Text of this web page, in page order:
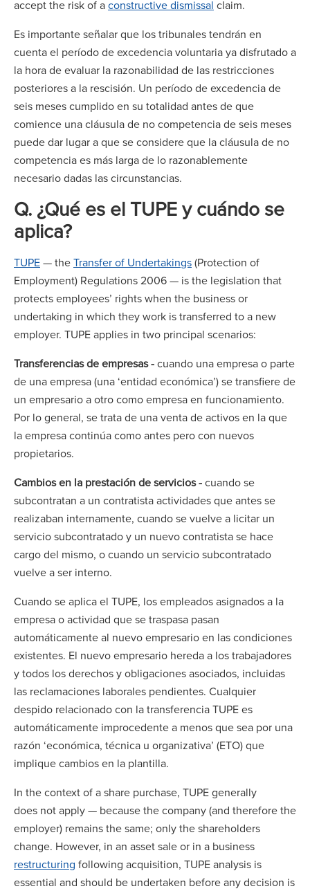
accept the risk of aconstructive dismissal claim.
Es importante señalar que los tribunales tendrán en
cuenta el período de excedencia voluntaria ya disfrutado a
la hora de evaluar la razonabilidad de las restricciones
posteriores a la rescisión. Un período de excedencia de
seis meses cumplido en su totalidad antes de que
comience una cláusula de no competencia de seis meses
puede dar lugar a que se considere que la cláusula de no
competencia es más larga de lo razonablemente
necesario dadas las circunstancias.
Q. ¿Qué es el TUPE y cuándo se
aplica?
TUPE— theTransfer of Undertakings(Protection of
Employment) Regulations 2006 — is the legislation that
protects employees’ rights when the business or
undertaking in which they work is transferred to a new
employer. TUPE applies in two principal scenarios:
Transferencias de empresas -cuando una empresa o parte
de una empresa (una ‘entidad económica’) se transfiere de
un empresario a otro como empresa en funcionamiento.
Por lo general, se trata de una venta de activos en la que
la empresa continúa como antes pero con nuevos
propietarios.
Cambios en la prestación de servicios -cuando se
subcontratan a un contratista actividades que antes se
realizaban internamente, cuando se vuelve a licitar un
servicio subcontratado y un nuevo contratista se hace
cargo del mismo, o cuando un servicio subcontratado
vuelve a ser interno.
Cuando se aplica el TUPE, los empleados asignados a la
empresa o actividad que se traspasa pasan
automáticamente al nuevo empresario en las condiciones
existentes. El nuevo empresario hereda a los trabajadores
y todos los derechos y obligaciones asociados, incluidas
las reclamaciones laborales pendientes. Cualquier
despido relacionado con la transferencia TUPE es
automáticamente improcedente a menos que sea por una
razón ‘económica, técnica u organizativa’ (ETO) que
implique cambios en la plantilla.
In the context of a share purchase, TUPE generally
does not apply — because the company (and therefore the
employer) remains the same; only the shareholders
change. However, in an asset sale or in a business
restructuring following acquisition, TUPE analysis is
essential and should be undertaken before any decision is